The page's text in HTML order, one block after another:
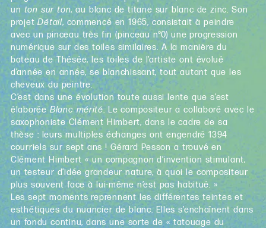
unton sur ton, au blanc de titane sur blanc de zinc. Son
projetDétail, commencé en 1965, consistait à peindre
avec un pinceau très fin (pinceau n°0) une progression
numérique sur des toiles similaires. A la manière du
bateau de Thésée, les toiles de l’artiste ont évolué
d’année en année, se blanchissant, tout autant que les
cheveux du peintre.
C’est dans une évolution toute aussi lente que s’est
élaborée Blanc mérité. Le compositeur a collaboré avec le
saxophoniste Clément Himbert, dans le cadre de sa
thèse : leurs multiples échanges ont engendré 1394
courriels sur sept ans ! Gérard Pesson a trouvé en
Clément Himbert « un compagnon d’invention stimulant,
un testeur d’idée grandeur nature, à quoi le compositeur
plus souvent face à lui-même n’est pas habitué. »
Les sept moments reprennent les différentes teintes et
esthétiques du nuancier de blanc. Elles s’enchaînent dans
un fondu continu, dans une sorte de « tatouage du